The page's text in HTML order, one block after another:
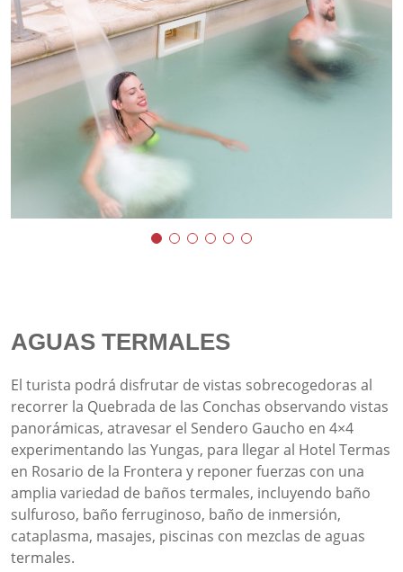
AGUAS TERMALES
El turista podrá disfrutar de vistas sobrecogedoras al
recorrer la Quebrada de las Conchas observando vistas
panorámicas, atravesar el Sendero Gaucho en 4×4
experimentando las Yungas, para llegar al Hotel Termas
en Rosario de la Frontera y reponer fuerzas con una
amplia variedad de baños termales, incluyendo baño
sulfuroso, baño ferruginoso, baño de inmersión,
cataplasma, masajes, piscinas con mezclas de aguas
termales.